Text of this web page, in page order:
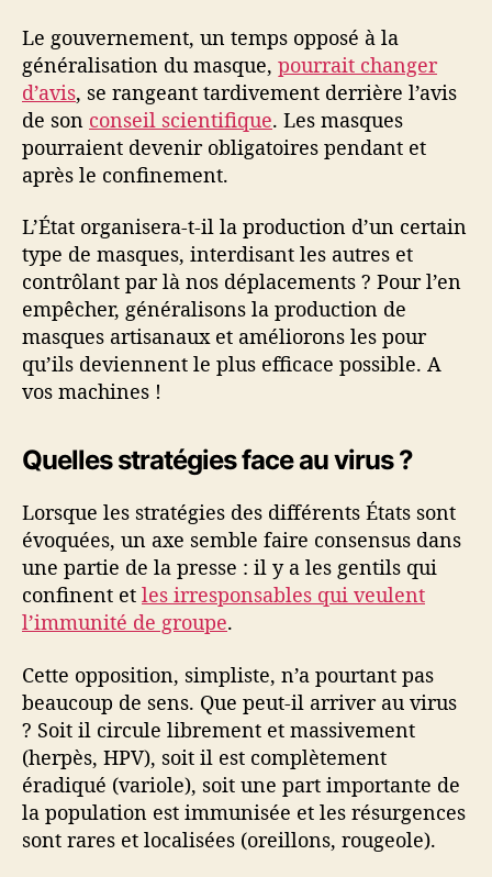
Le gouvernement, un temps opposé à la
généralisation du masque, pourrait changer
d’avis, se rangeant tardivement derrière l’avis
de son conseil scientifique. Les masques
pourraient devenir obligatoires pendant et
après le confinement.
L’État organisera-t-il la production d’un certain
type de masques, interdisant les autres et
contrôlant par là nos déplacements ? Pour l’en
empêcher, généralisons la production de
masques artisanaux et améliorons les pour
qu’ils deviennent le plus efficace possible. A
vos machines !
Quelles stratégies face au virus ?
Lorsque les stratégies des différents États sont
évoquées, un axe semble faire consensus dans
une partie de la presse : il y a les gentils qui
confinent et les irresponsables qui veulent
l’immunité de groupe.
Cette opposition, simpliste, n’a pourtant pas
beaucoup de sens. Que peut-il arriver au virus
? Soit il circule librement et massivement
(herpès, HPV), soit il est complètement
éradiqué (variole), soit une part importante de
la population est immunisée et les résurgences
sont rares et localisées (oreillons, rougeole).